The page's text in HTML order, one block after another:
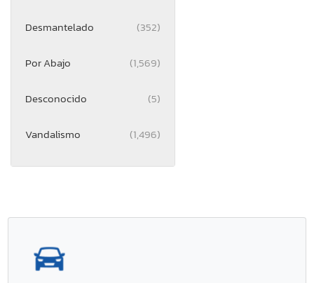
Desmantelado (352)
Por Abajo (1,569)
Desconocido (5)
Vandalismo (1,496)